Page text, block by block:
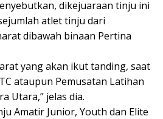
dikejuaraan tinju ini
atlet tinju dari
dibawah binaan Pertina
yang akan ikut tanding, saat
ataupun Pemusatan Latihan
Utara,” jelas dia.
Amatir Junior, Youth dan Elite